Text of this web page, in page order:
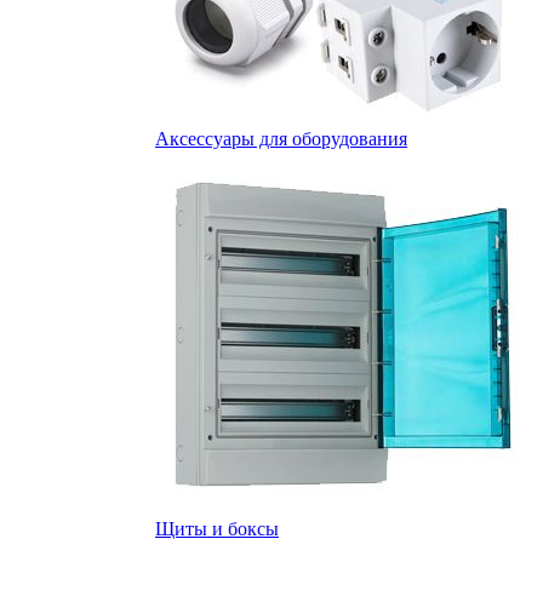
Аксессуары для оборудования
Щиты и боксы